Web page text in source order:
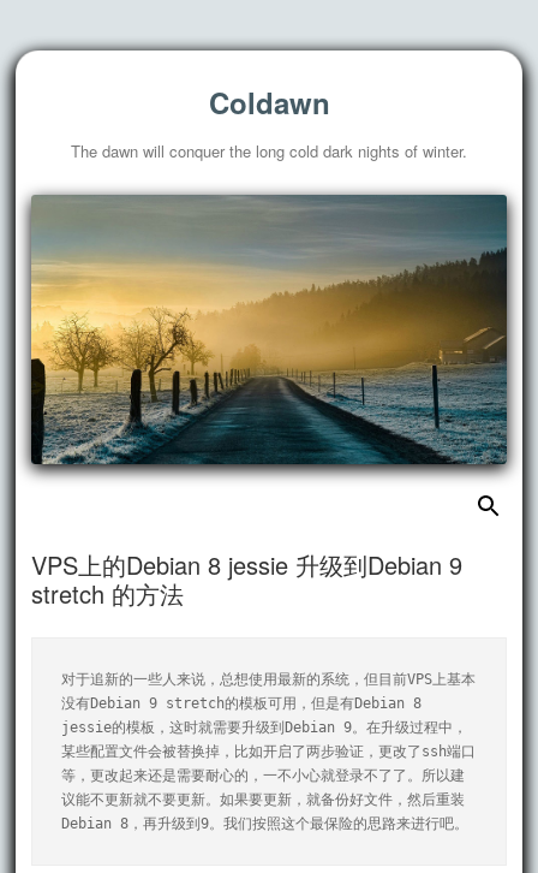
Coldawn
The dawn will conquer the long cold dark nights of winter.
搜
索：
VPS上的Debian 8 jessie 升级到Debian 9
stretch 的方法
对于追新的一些人来说，总想使用最新的系统，但目前VPS上基本
没有Debian 9 stretch的模板可用，但是有Debian 8
jessie的模板，这时就需要升级到Debian 9。在升级过程中，
某些配置文件会被替换掉，比如开启了两步验证，更改了ssh端口
等，更改起来还是需要耐心的，一不小心就登录不了了。所以建
议能不更新就不要更新。如果要更新，就备份好文件，然后重装
Debian 8，再升级到9。我们按照这个最保险的思路来进行吧。